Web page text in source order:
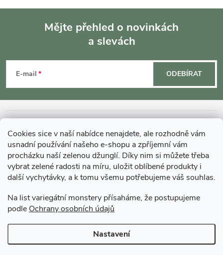
Cookies sice v naší nabídce nenajdete, ale rozhodně vám
usnadní používání našeho e-shopu a zpříjemní vám
procházku naší zelenou džunglí. Díky nim si můžete třeba
vybrat zelené radosti na míru, uložit oblíbené produkty i
další vychytávky, a k tomu všemu potřebujeme váš souhlas.
Na list variegátní monstery přísaháme, že postupujeme
podle Ochrany osobních údajů
Nastavení
p
a
Mějte přehled o novinkách
a slevách
E-mail ODEBÍRAT
MOHLO BY VÁS ZAJÍMAT
O GARDNERS
Gardners Design - Projekt, realizace a údržba zahrad a interiérů
Copyright 2026Gardners-eshop.cz. Všechna práva vyhrazena.Upravit